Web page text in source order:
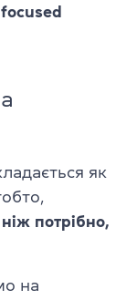
як
потрібно,
на